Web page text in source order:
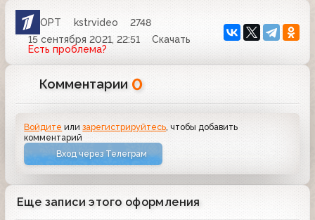
ОРТ kstrvideo
2748
15 сентября 2021, 22:51
Скачать
Есть проблема?
Комментарии 0
Войдите илизарегистрируйтесь, чтобы добавить
комментарий
Вход через Телеграм
Еще записи этого оформления